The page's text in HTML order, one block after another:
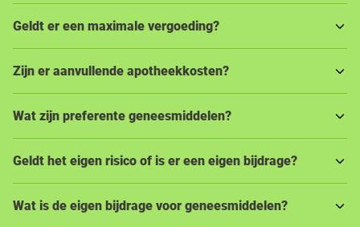
Geldt er een maximale vergoeding?
Zijn er aanvullende apotheekkosten?
Wat zijn preferente geneesmiddelen?
Geldt het eigen risico of is er een eigen bijdrage?
Wat is de eigen bijdrage voor geneesmiddelen?